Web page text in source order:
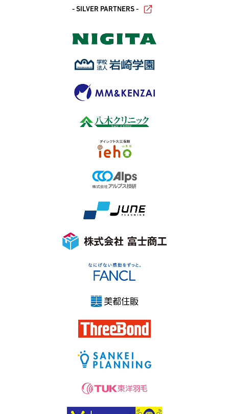
- SILVER PARTNERS -